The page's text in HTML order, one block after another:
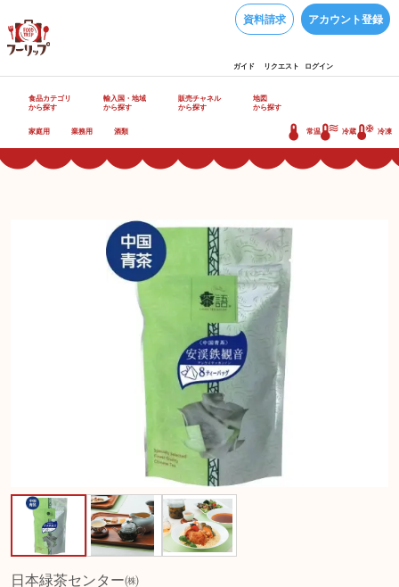
資料請求 アカウント登録
ガイド リクエスト ログイン
食品カテゴリ
から探す
輸入国・地域
から探す
販売チャネル
から探す
地図
から探す
家庭用 業務用 酒類 常温 冷蔵 冷凍
日本緑茶センター㈱